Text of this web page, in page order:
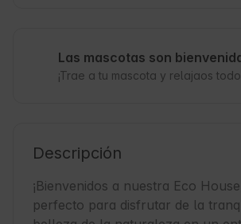
Las mascotas son
¡Trae a tu mascota y relajaos
Descripción
¡Bienvenidos a nuestra Eco
perfecto para disfrutar de la